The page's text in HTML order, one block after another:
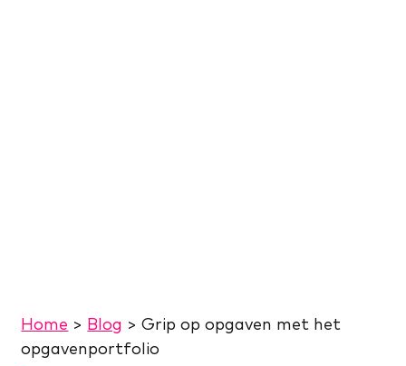
Home > Blog >Grip op opgaven met het
opgavenportfolio